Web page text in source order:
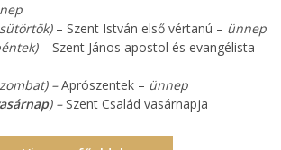
– Szent István első vértanú – ünnep
– Szent János apostol és evangélista –
–Aprószentek – ünnep
) –Szent Család vasárnapja